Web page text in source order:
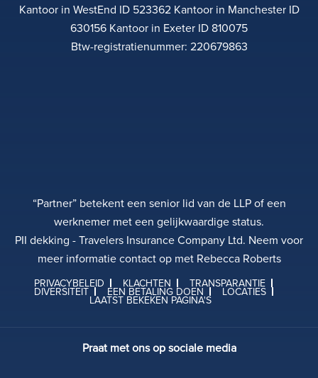
Kantoor in WestEnd ID 523362 Kantoor in Manchester ID
630156 Kantoor in Exeter ID 810075
Btw-registratienummer: 220679863
“Partner” betekent een senior lid van de LLP of een
werknemer met een gelijkwaardige status.
PII dekking - Travelers Insurance Company Ltd. Neem voor
meer informatie contact op met Rebecca Roberts
PRIVACYBELEID KLACHTEN TRANSPARANTIE
DIVERSITEIT EEN BETALING DOEN LOCATIES
LAATST BEKEKEN PAGINA'S
Praat met ons op sociale media